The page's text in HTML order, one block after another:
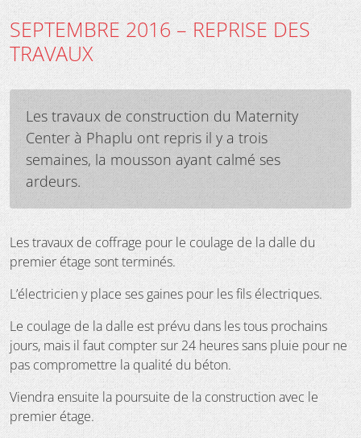
SEPTEMBRE 2016 – REPRISE DES
TRAVAUX
Les travaux de construction du Maternity
Center à Phaplu ont repris il y a trois
semaines, la mousson ayant calmé ses
ardeurs.
Les travaux de coffrage pour le coulage de la dalle du
premier étage sont terminés.
L’électricien y place ses gaines pour les fils électriques.
Le coulage de la dalle est prévu dans les tous prochains
jours, mais il faut compter sur 24 heures sans pluie pour ne
pas compromettre la qualité du béton.
Viendra ensuite la poursuite de la construction avec le
premier étage.